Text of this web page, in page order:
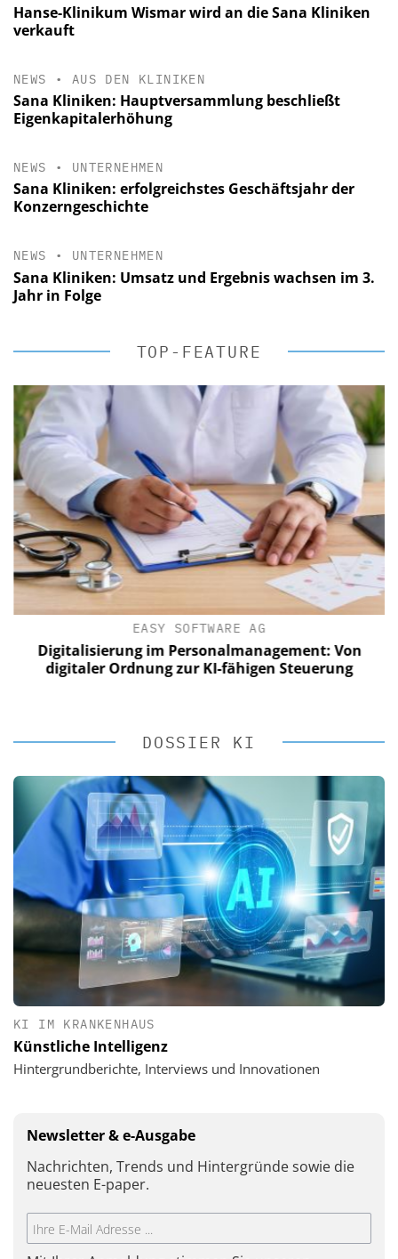
Hanse-Klinikum Wismar wird an die Sana Kliniken
verkauft
NEWS • AUS DEN KLINIKEN
Sana Kliniken: Hauptversammlung beschließt
Eigenkapitalerhöhung
NEWS • UNTERNEHMEN
Sana Kliniken: erfolgreichstes Geschäftsjahr der
Konzerngeschichte
NEWS • UNTERNEHMEN
Sana Kliniken: Umsatz und Ergebnis wachsen im 3.
Jahr in Folge
TOP-FEATURE
EASY SOFTWARE AG
Digitalisierung im Personalmanagement: Von
digitaler Ordnung zur KI-fähigen Steuerung
DOSSIER KI
KI IM KRANKENHAUS
Künstliche Intelligenz
Hintergrundberichte, Interviews und Innovationen
Newsletter & e-Ausgabe
Nachrichten, Trends und Hintergründe sowie die
neuesten E-paper.